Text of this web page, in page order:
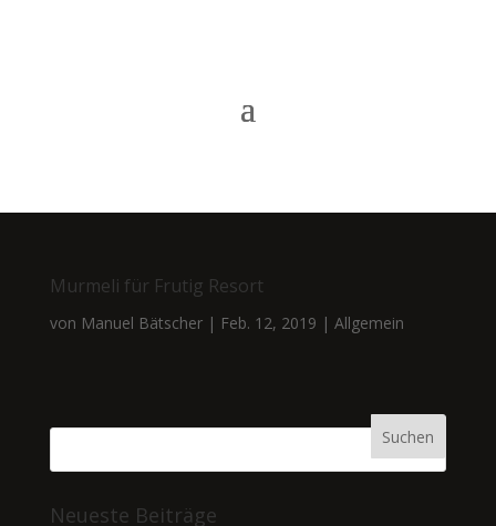
Murmeli für Frutig Resort
von Manuel Bätscher| Feb. 12, 2019 | Allgemein
Neueste Beiträge